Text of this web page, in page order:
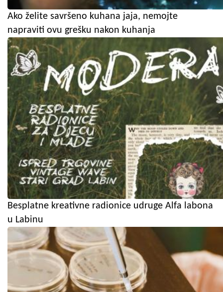
Ako želite savršeno kuhana jaja, nemojte
napraviti ovu grešku nakon kuhanja
Besplatne kreativne radionice udruge Alfa labona
u Labinu